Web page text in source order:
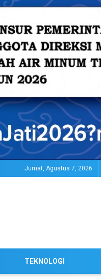
Jumat, Agustus 7, 2026
TEKNOLOGI